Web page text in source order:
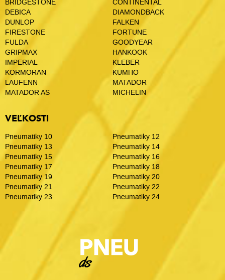
BRIDGESTONE
CONTINENTAL
DEBICA
DIAMONDBACK
DUNLOP
FALKEN
FIRESTONE
FORTUNE
FULDA
GOODYEAR
GRIPMAX
HANKOOK
IMPERIAL
KLEBER
KORMORAN
KUMHO
LAUFENN
MATADOR
MATADOR AS
MICHELIN
VEĽKOSTI
Pneumatiky 10
Pneumatiky 12
Pneumatiky 13
Pneumatiky 14
Pneumatiky 15
Pneumatiky 16
Pneumatiky 17
Pneumatiky 18
Pneumatiky 19
Pneumatiky 20
Pneumatiky 21
Pneumatiky 22
Pneumatiky 23
Pneumatiky 24